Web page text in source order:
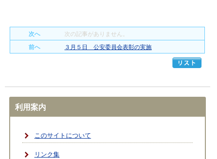
次へ
次の記事がありません。
前へ
３月５日 公安委員会表彰の実施
利用案内
このサイトについて
リンク集